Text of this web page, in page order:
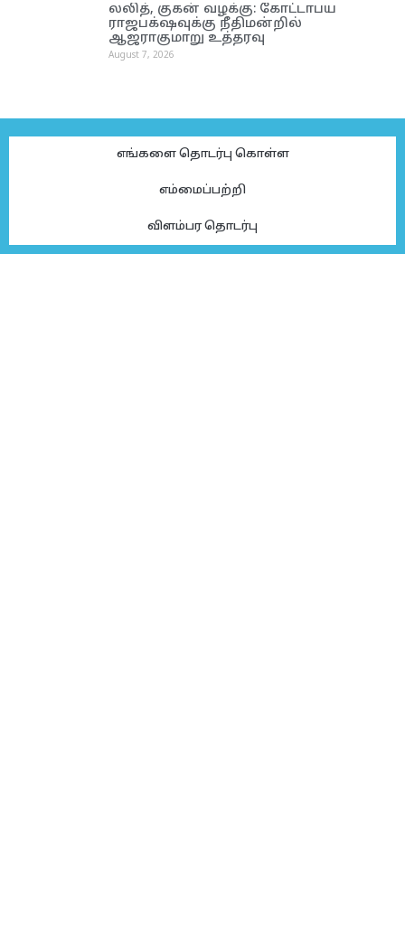
லலித், குகன் வழக்கு: கோட்டாபய
ராஜபக்‌ஷவுக்கு நீதிமன்றில்
ஆஜராகுமாறு உத்தரவு
August 7, 2026
எங்களை தொடர்பு கொள்ள
எம்மைப்பற்றி
விளம்பர தொடர்பு